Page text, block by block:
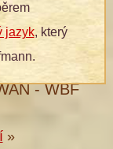
®
- WBF
»
jazyk, který